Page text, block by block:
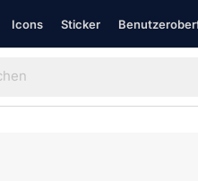
Icons Sticker